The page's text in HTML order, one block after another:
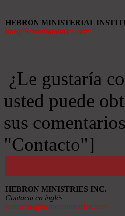
HEBRON MINISTERIAL
imh@hebronministries.com
¿Le gustaría
usted puede
sus
"Contacto"]
HEBRON MINISTRIES INC.
Contacto en inglés
contactus@hebronministries.com